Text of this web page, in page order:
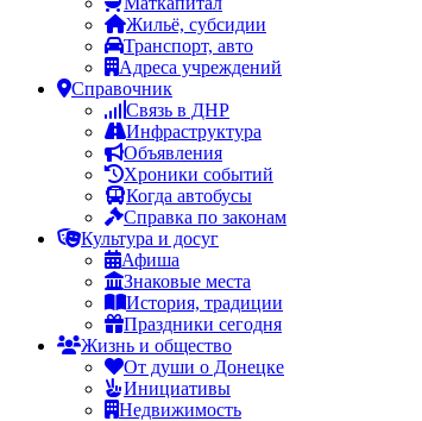
Жильё, субсидии
Транспорт, авто
Адреса учреждений
Справочник
Связь в ДНР
Инфраструктура
Объявления
Хроники событий
Когда автобусы
Справка по законам
Культура и досуг
Афиша
Знаковые места
История, традиции
Праздники сегодня
Жизнь и общество
От души о Донецке
Инициативы
Недвижимость